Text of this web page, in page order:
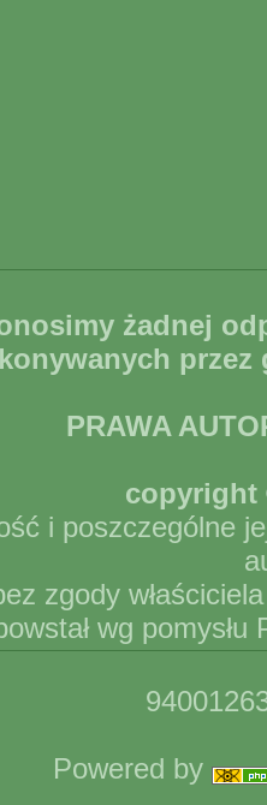
żadnej
PRAWA
copyright
i poszczególne
zgody
wg
Powered by